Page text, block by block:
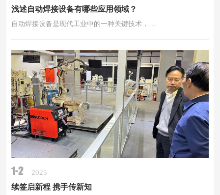
浅述自动焊接设备有哪些应用领域？
自动焊接设备是现代工业中的一种关键技术，…
1-2 2025
续签启新程 携手传新知